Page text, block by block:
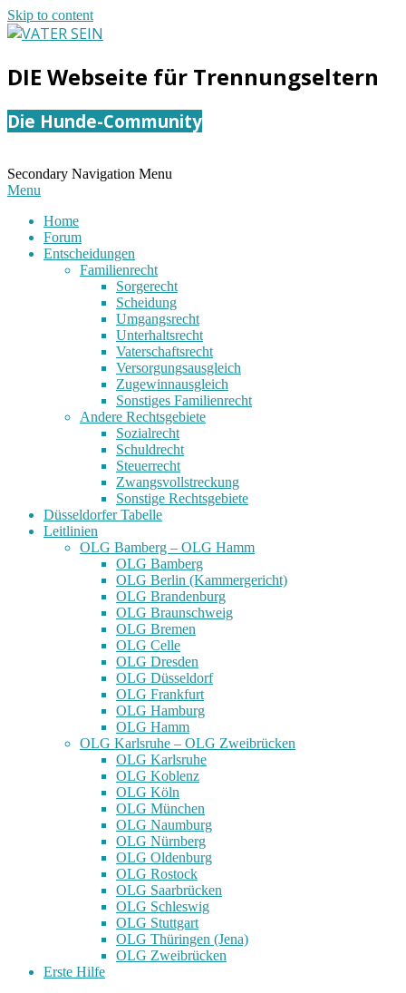
Skip to content
SEIN
DIE Webseite für Trennungseltern
Die Hunde-Community
Secondary Navigation Menu
Menu
Home
Forum
Entscheidungen
Familienrecht
Sorgerecht
Scheidung
Umgangsrecht
Unterhaltsrecht
Vaterschaftsrecht
Versorgungsausgleich
Zugewinnausgleich
Sonstiges Familienrecht
Andere Rechtsgebiete
Sozialrecht
Schuldrecht
Steuerrecht
Zwangsvollstreckung
Sonstige Rechtsgebiete
Düsseldorfer Tabelle
Leitlinien
OLG Bamberg – OLG Hamm
OLG Bamberg
OLG Berlin (Kammergericht)
OLG Brandenburg
OLG Braunschweig
OLG Bremen
OLG Celle
OLG Dresden
OLG Düsseldorf
OLG Frankfurt
OLG Hamburg
OLG Hamm
OLG Karlsruhe – OLG Zweibrücken
OLG Karlsruhe
OLG Koblenz
OLG Köln
OLG München
OLG Naumburg
OLG Nürnberg
OLG Oldenburg
OLG Rostock
OLG Saarbrücken
OLG Schleswig
OLG Stuttgart
OLG Thüringen (Jena)
OLG Zweibrücken
Erste Hilfe